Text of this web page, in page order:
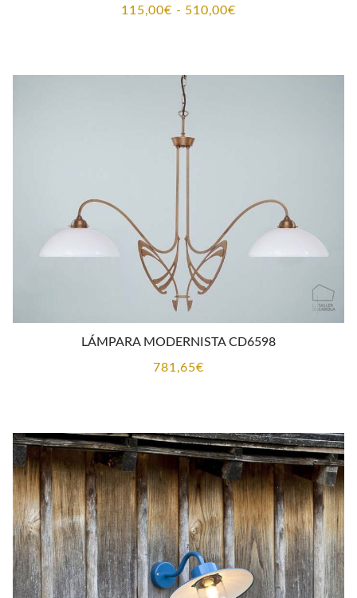
115,00€ - 510,00€Rango
desde
LÁMPARA MODERNISTA CD6598
781,65€